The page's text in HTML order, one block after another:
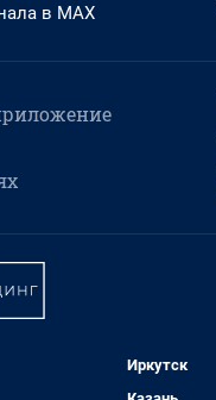
в MAX
Иркутск